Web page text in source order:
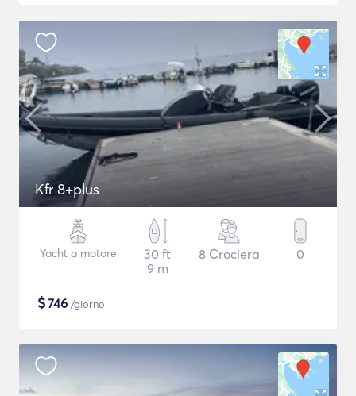
Kfr 8+plus
Yacht a motore
30 ft
9 m
8 Crociera 0
$746 /giorno